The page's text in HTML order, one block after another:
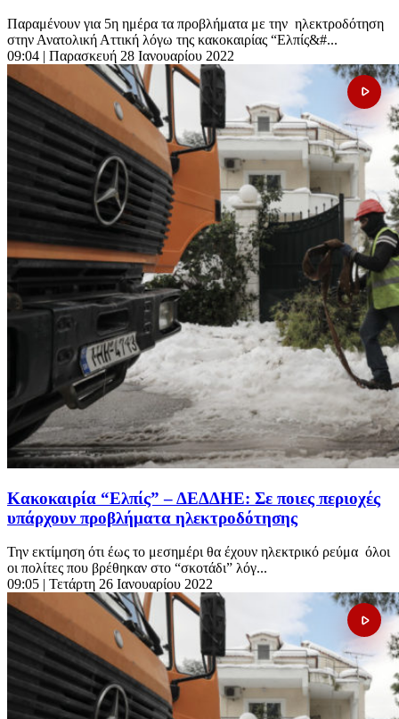
Παραμένουν για 5η ημέρα τα προβλήματα με την ηλεκτροδότηση
στην Ανατολική Αττική λόγω της κακοκαιρίας “Ελπίς&#...
09:04 | Παρασκευή 28 Ιανουαρίου 2022
Κακοκαιρία “Ελπίς” – ΔΕΔΔΗΕ: Σε ποιες περιοχές
υπάρχουν προβλήματα ηλεκτροδότησης
Την εκτίμηση ότι έως το μεσημέρι θα έχουν ηλεκτρικό ρεύμα όλοι
οι πολίτες που βρέθηκαν στο “σκοτάδι” λόγ...
09:05 | Τετάρτη 26 Ιανουαρίου 2022